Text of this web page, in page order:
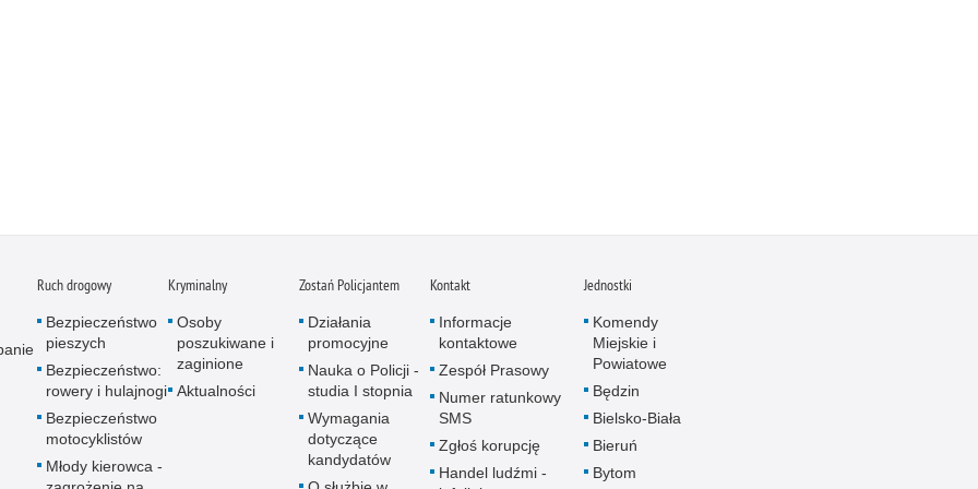
Ruch drogowy
Bezpieczeństwo
pieszych
Bezpieczeństwo:
rowery i hulajnogi
Bezpieczeństwo
motocyklistów
Młody kierowca -
Kryminalny
Osoby
poszukiwane i
zaginione
Aktualności
Zostań Policjantem
Działania
promocyjne
Nauka o Policji -
studia I stopnia
Wymagania
dotyczące
kandydatów
Kontakt
Informacje
kontaktowe
Zespół Prasowy
Numer ratunkowy
SMS
Zgłoś korupcję
Handel ludźmi -
Jednostki
Komendy
Miejskie i
Powiatowe
Będzin
Bielsko-Biała
Bieruń
Bytom